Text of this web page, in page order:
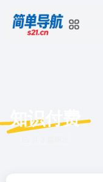
知识付费